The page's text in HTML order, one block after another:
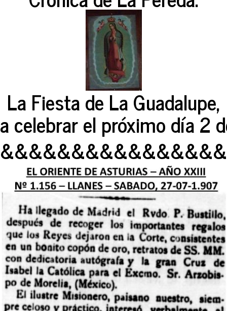
La Fiesta de La Guadalupe,
a celebrar el próximo día 2